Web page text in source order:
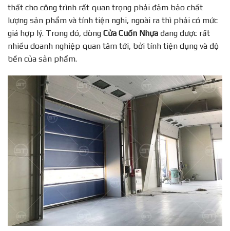
thất cho công trình rất quan trọng phải đảm bảo chất
lượng sản phẩm và tính tiện nghi, ngoài ra thì phải có mức
giá hợp lý. Trong đó, dòng Cửa Cuốn Nhựa đang được rất
nhiều doanh nghiệp quan tâm tới, bởi tính tiện dụng và độ
bền của sản phẩm.